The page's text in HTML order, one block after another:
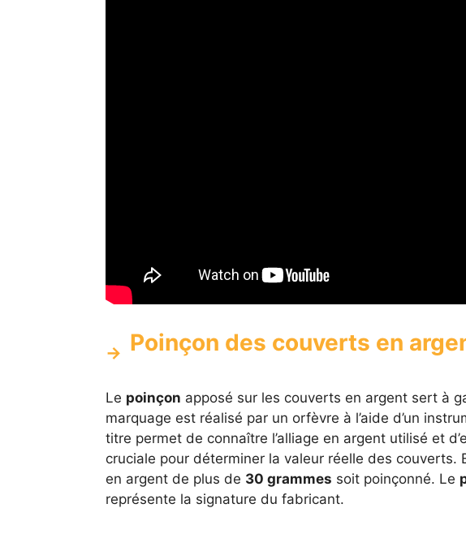
Poinçon des couverts en
Le poinçon apposé sur les couverts en argent sert à
marquage est réalisé par un orfèvre à l’aide d’un
titre permet de connaître l’alliage en argent utilisé et
cruciale pour déterminer la valeur réelle des couverts.
en argent de plus de 30 grammes soit poinçonné. Le
représente la signature du fabricant.